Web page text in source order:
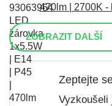
470lm | 2700K -
ZOBRAZIT DALŠÍ
Zeptejte
Vyzkoušeli